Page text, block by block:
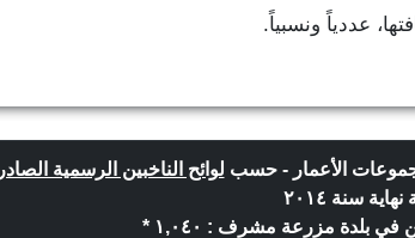
عددياً ونسبياً.
الأعمار - حسب لوائح الناخبين الرسمية
سنة ٢٠١٤
بلدة مزرعة مشرف : ١,٠٤٠ *